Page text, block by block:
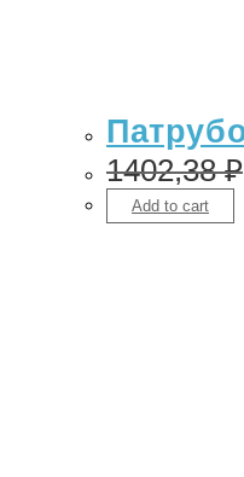
1402,38₽
Add to cart